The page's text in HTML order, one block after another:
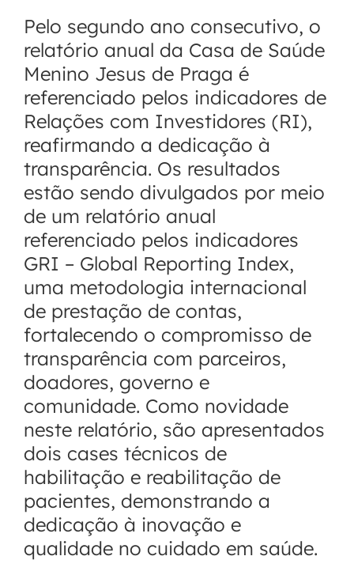
Pelo segundo ano consecutivo, o
relatório anual da Casa de Saúde
Menino Jesus de Praga é
referenciado pelos indicadores de
Relações com Investidores (RI),
reafirmando a dedicação à
transparência. Os resultados
estão sendo divulgados por meio
de um relatório anual
referenciado pelos indicadores
GRI – Global Reporting Index,
uma metodologia internacional
de prestação de contas,
fortalecendo o compromisso de
transparência com parceiros,
doadores, governo e
comunidade. Como novidade
neste relatório, são apresentados
dois cases técnicos de
habilitação e reabilitação de
pacientes, demonstrando a
dedicação à inovação e
qualidade no cuidado em saúde.